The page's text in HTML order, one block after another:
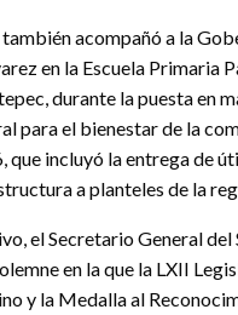
acompañó a la
en la Escuela Primaria
durante la puesta en
para el bienestar de la
incluyó la entrega de
a planteles de la
el Secretario General del
en la que la LXII
y la Medalla al